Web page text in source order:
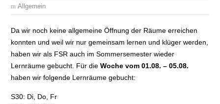
Allgemein
Da wir noch keine allgemeine Öffnung der Räume erreichen
konnten und weil wir nur gemeinsam lernen und klüger werden,
haben wir als FSR auch im Sommersemester wieder
Lernräume gebucht. Für dieWoche vom 01.08. – 05.08.
haben wir folgende Lernräume gebucht:
S30: Di, Do, Fr